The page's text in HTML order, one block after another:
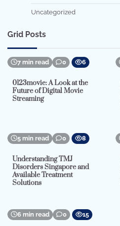
Uncategorized
Grid Posts
7 min read 0 6
0123movie: A Look at the
Future of Digital Movie
Streaming
5 min read 0 8
Understanding TMJ
Disorders Singapore and
Available Treatment
Solutions
6 min read 0 15